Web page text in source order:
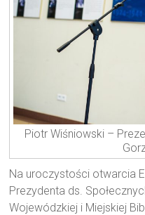
Piotr Wiśniowski –
Na uroczystości otwarcia
Prezydenta ds.
Wojewódzkiej i Miejskiej